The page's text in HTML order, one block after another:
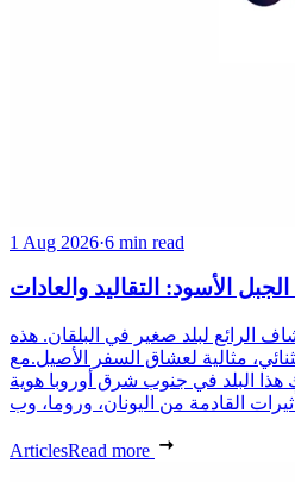
1 Aug 2026·6 min read
الجبل الأسود: التقاليد والعادات
الرائع لبلد صغير في البلقان. هذه
مثالية لعشاق السفر الأصيل.مع
يمتلك هذا البلد في جنوب شرق أوروبا هوية
ArticlesRead more